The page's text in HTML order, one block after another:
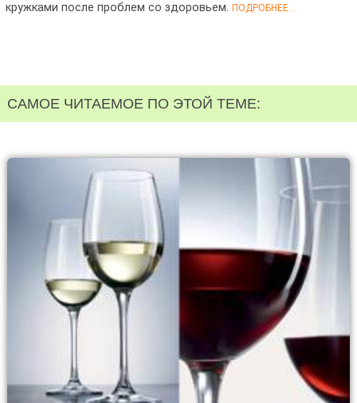
кружками после проблем со здоровьем.ПОДРОБНЕЕ...
САМОЕ ЧИТАЕМОЕ ПО ЭТОЙ ТЕМЕ: